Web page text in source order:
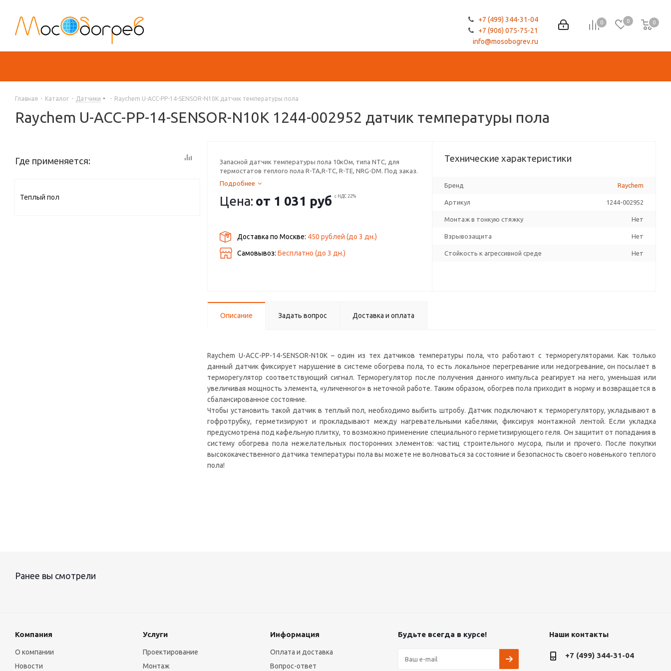
0 0 0
0
+7 (499) 344-31-04
+7 (906) 075-75-21
info@mosobogrev.ru
Главная - Каталог - Датчики - Raychem U-ACC-PP-14-SENSOR-N10K датчик температуры пола
Raychem U-ACC-PP-14-SENSOR-N10K 1244-002952 датчик температуры пола
Запасной датчик температуры пола 10кОм, типа NTC, для
термостатов теплого пола R-TA,R-TC, R-TE, NRG-DM. Под заказ.
Подробнее
Цена: от 1 031 руб с НДС 22%
Доставка по Москве: 450 рублей (до3 дн.)
Самовывоз:Бесплатно (до3 дн.)
Технические характеристики
Бренд Raychem
Артикул 1244-002952
Монтаж в тонкую стяжку Нет
Взрывозащита Нет
Стойкость к агрессивной среде Нет
Описание Задать вопрос Доставка и оплата
Raychem U-ACC-PP-14-SENSOR-N10K – один из тех датчиков температуры пола, что работают с терморегуляторами. Как только
данный датчик фиксирует нарушение в системе обогрева пола, то есть локальное перегревание или недогревание, он посылает в
терморегулятор соответствующий сигнал. Терморегулятор после получения данного импульса реагирует на него, уменьшая или
увеличивая мощность элемента, «уличенного» в неточной работе. Таким образом, обогрев пола приходит в норму и возвращается в
сбалансированное состояние.
Чтобы установить такой датчик в теплый пол, необходимо выбить штробу. Датчик подключают к терморегулятору, укладывают в
гофротрубку, герметизируют и прокладывают между нагревательными кабелями, фиксируя монтажной лентой. Если укладка
предусмотрена под кафельную плитку, то возможно применение специального герметизирующего геля. Он защитит от попадания в
систему обогрева пола нежелательных посторонних элементов: частиц строительного мусора, пыли и прочего. После покупки
высококачественного датчика температуры пола вы можете не волноваться за состояние и безопасность своего новенького теплого
пола!
Где применяется:
Теплый пол
Ранее вы смотрели
Компания
О компании
Новости
Услуги
Проектирование
Монтаж
Информация
Оплата и доставка
Вопрос-ответ
Будьте всегда в курсе! Наши контакты
+7 (499) 344-31-04